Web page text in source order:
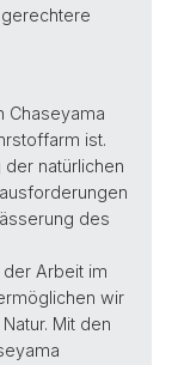
Chaseyama
ist.
natürlichen
des
Arbeit im
wir
Mit den